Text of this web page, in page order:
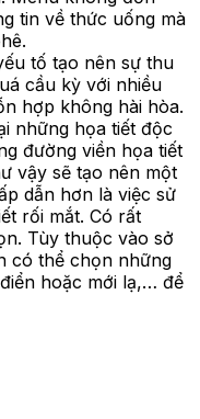
tin về thức uống mà
tố tạo nên sự thu
cầu kỳ với nhiều
hợp không hài hòa.
những họa tiết độc
đường viền họa tiết
vậy sẽ tạo nên một
dẫn hơn là việc sử
rối mắt. Có rất
Tùy thuộc vào sở
có thể chọn những
hoặc mới lạ,… để